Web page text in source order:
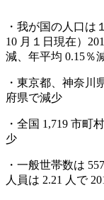
・我が国の人口は
10 月１日現在）
減、年平均 0.15％
・東京都、神奈川
府県で減少
・全国 1,719 市町
少
・一般世帯数は
人員は 2.21 人で